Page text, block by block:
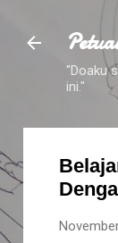
"Doaku
ini."